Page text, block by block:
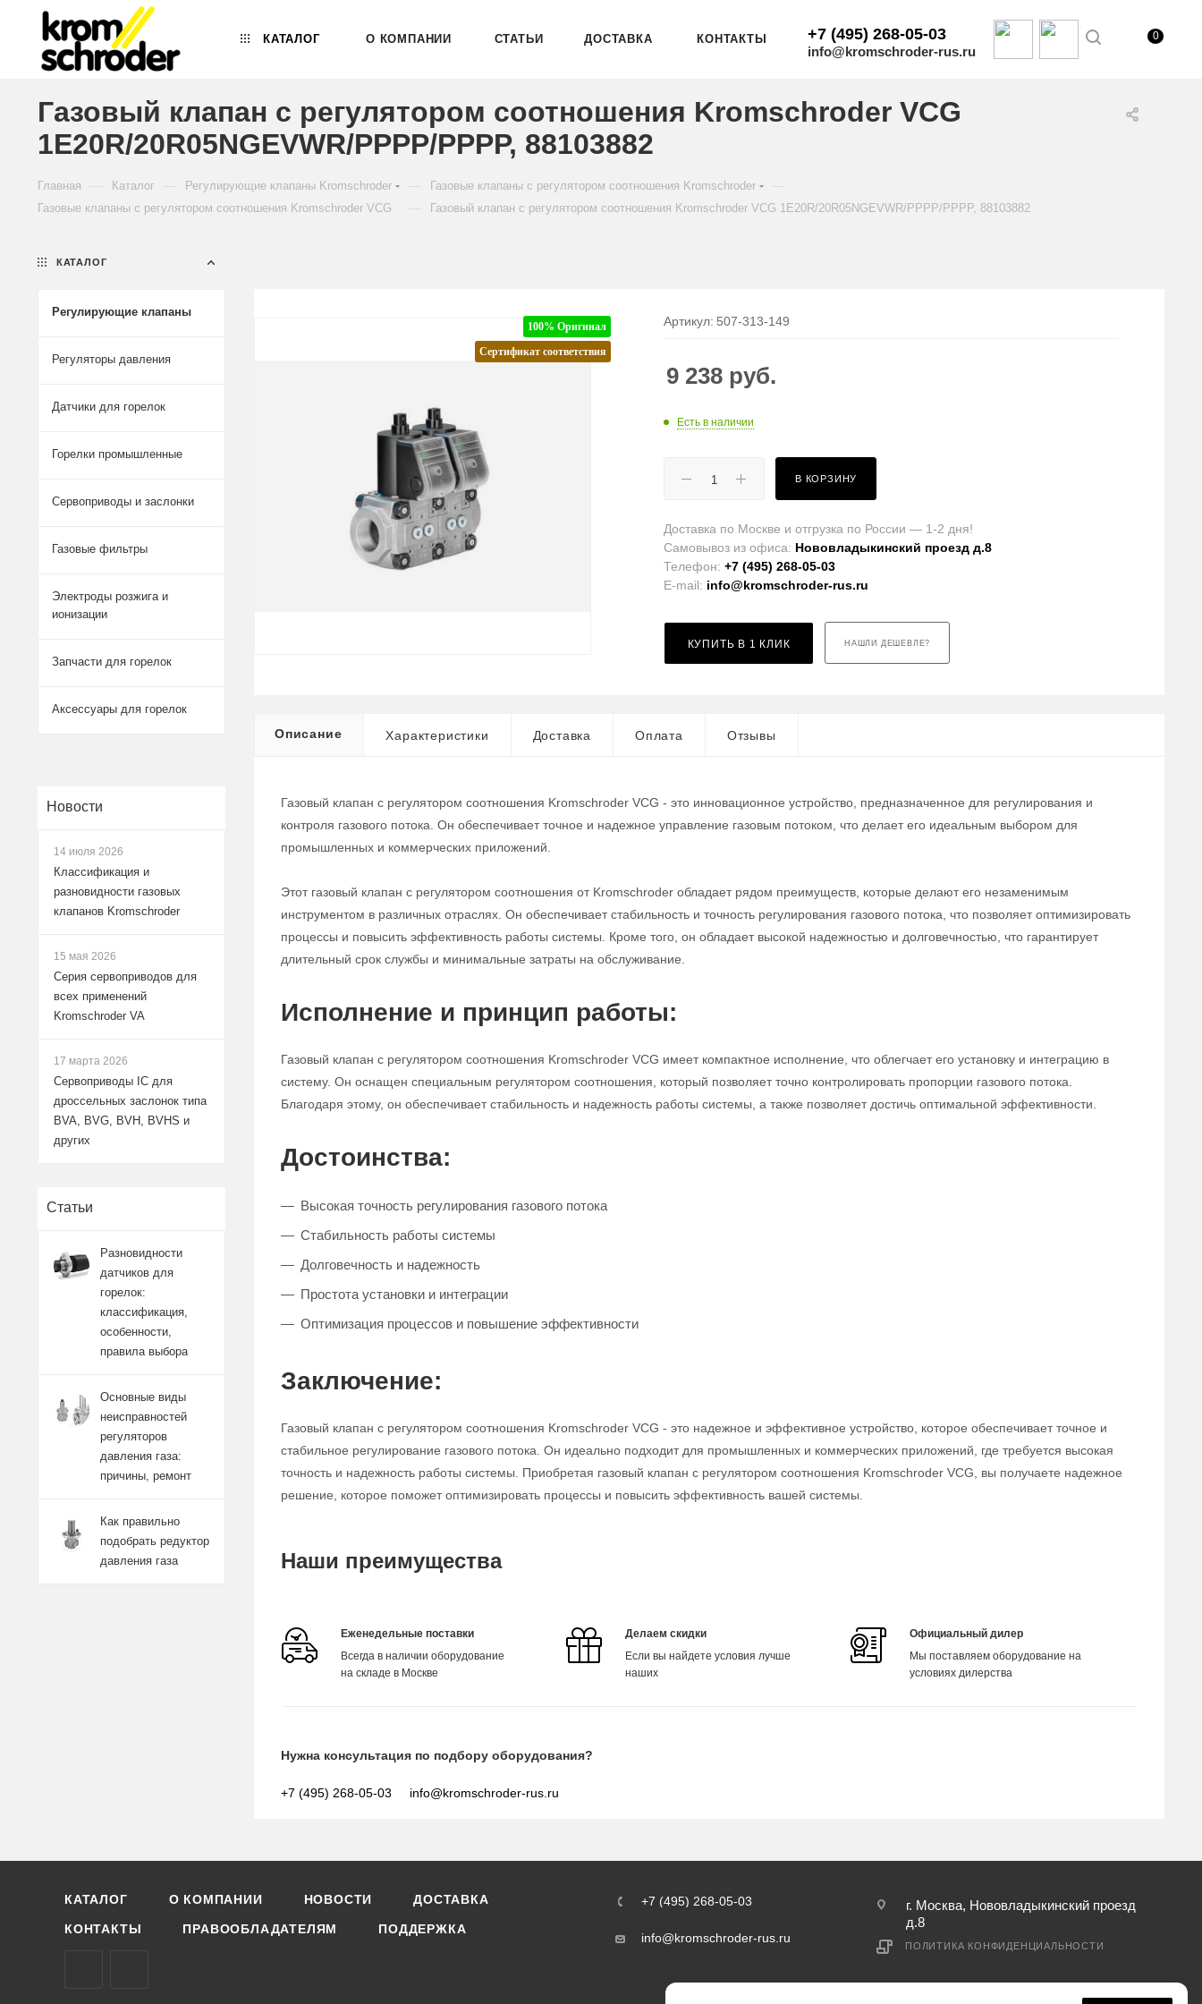
КАТАЛОГ О КОМПАНИИ СТАТЬИ ДОСТАВКА КОНТАКТЫ +7 (495) 268-05-03
info@kromschroder-rus.ru
0
Газовый клапан с регулятором соотношения Kromschroder VCG
1E20R/20R05NGEVWR/PPPP/PPPP, 88103882
Главная Каталог Регулирующие клапаны Kromschroder Газовые клапаны с регулятором соотношения Kromschroder
Газовые клапаны с регулятором соотношения Kromschroder VCG Газовый клапан с регулятором соотношения Kromschroder VCG 1E20R/20R05NGEVWR/PPPP/PPPP, 88103882
100% Оригинал
Сертификат соответствия
Артикул: 507-313-149
9 238 руб.
Есть в наличии
В КОРЗИНУ
Доставка по Москве и отгрузка по России — 1-2 дня!
Самовывоз из офиса: Нововладыкинский проезд д.8
Телефон:+7 (495) 268-05-03
E-mail: info@kromschroder-rus.ru
КУПИТЬ В 1 КЛИК НАШЛИ ДЕШЕВЛЕ?
Описание Характеристики Доставка Оплата Отзывы
Газовый клапан с регулятором соотношения Kromschroder VCG - это инновационное устройство, предназначенное для регулирования и
контроля газового потока. Он обеспечивает точное и надежное управление газовым потоком, что делает его идеальным выбором для
промышленных и коммерческих приложений.
Этот газовый клапан с регулятором соотношения от Kromschroder обладает рядом преимуществ, которые делают его незаменимым
инструментом в различных отраслях. Он обеспечивает стабильность и точность регулирования газового потока, что позволяет оптимизировать
процессы и повысить эффективность работы системы. Кроме того, он обладает высокой надежностью и долговечностью, что гарантирует
длительный срок службы и минимальные затраты на обслуживание.
Исполнение и принцип работы:
Газовый клапан с регулятором соотношения Kromschroder VCG имеет компактное исполнение, что облегчает его установку и интеграцию в
систему. Он оснащен специальным регулятором соотношения, который позволяет точно контролировать пропорции газового потока.
Благодаря этому, он обеспечивает стабильность и надежность работы системы, а также позволяет достичь оптимальной эффективности.
Достоинства:
Высокая точность регулирования газового потока
Стабильность работы системы
Долговечность и надежность
Простота установки и интеграции
Оптимизация процессов и повышение эффективности
Заключение:
Газовый клапан с регулятором соотношения Kromschroder VCG - это надежное и эффективное устройство, которое обеспечивает точное и
стабильное регулирование газового потока. Он идеально подходит для промышленных и коммерческих приложений, где требуется высокая
точность и надежность работы системы. Приобретая газовый клапан с регулятором соотношения Kromschroder VCG, вы получаете надежное
решение, которое поможет оптимизировать процессы и повысить эффективность вашей системы.
Наши преимущества
Еженедельные поставки
Всегда в наличии оборудование
на складе в Москве
Делаем скидки
Если вы найдете условия лучше
наших
Официальный дилер
Мы поставляем оборудование на
условиях дилерства
Нужна консультация по подбору оборудования?
+7 (495) 268-05-03 info@kromschroder-rus.ru
КАТАЛОГ
Регулирующие клапаны
Регуляторы давления
Датчики для горелок
Горелки промышленные
Сервоприводы и заслонки
Газовые фильтры
Электроды розжига и
ионизации
Запчасти для горелок
Аксессуары для горелок
Новости
14 июля 2026
Классификация и
разновидности газовых
клапанов Kromschroder
15 мая 2026
Серия сервоприводов для
всех применений
Kromschroder VA
17 марта 2026
Сервоприводы IC для
дроссельных заслонок типа
BVA, BVG, BVH, BVHS и
других
Статьи
Разновидности
датчиков для
горелок:
классификация,
особенности,
правила выбора
Основные виды
неисправностей
регуляторов
давления газа:
причины, ремонт
Как правильно
подобрать редуктор
давления газа
КАТАЛОГ О КОМПАНИИ НОВОСТИ ДОСТАВКА
КОНТАКТЫ ПРАВООБЛАДАТЕЛЯМ ПОДДЕРЖКА
+7 (495) 268-05-03
info@kromschroder-rus.ru
г. Москва, Нововладыкинский проезд
д.8
ПОЛИТИКА КОНФИДЕНЦИАЛЬНОСТИ